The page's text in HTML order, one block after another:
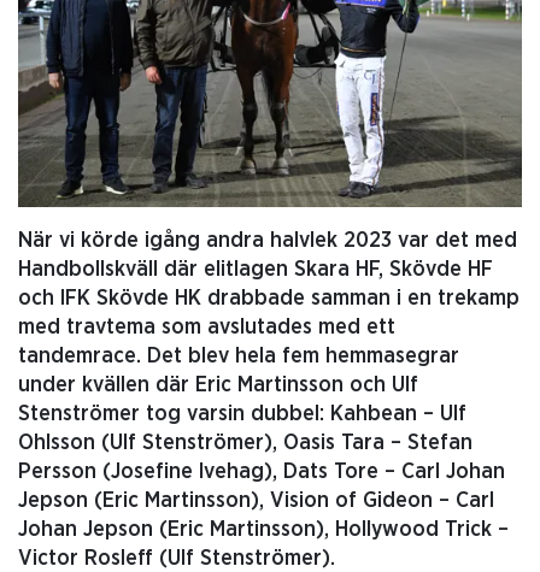
När vi körde igång andra halvlek 2023 var det med
Handbollskväll där elitlagen Skara HF, Skövde HF
och IFK Skövde HK drabbade samman i en trekamp
med travtema som avslutades med ett
tandemrace. Det blev hela fem hemmasegrar
under kvällen där Eric Martinsson och Ulf
Stenströmer tog varsin dubbel: Kahbean – Ulf
Ohlsson (Ulf Stenströmer), Oasis Tara – Stefan
Persson (Josefine Ivehag), Dats Tore – Carl Johan
Jepson (Eric Martinsson), Vision of Gideon – Carl
Johan Jepson (Eric Martinsson), Hollywood Trick –
Victor Rosleff (Ulf Stenströmer).